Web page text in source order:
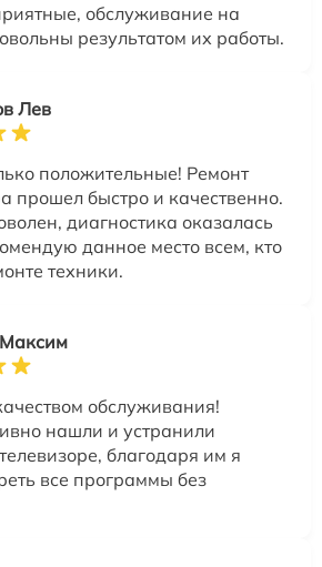
обслуживание на
результатом их работы.
Лев
положительные! Ремонт
прошел быстро и качественно.
диагностика оказалась
данное место всем, кто
техники.
обслуживания!
нашли и устранили
благодаря им я
все программы без